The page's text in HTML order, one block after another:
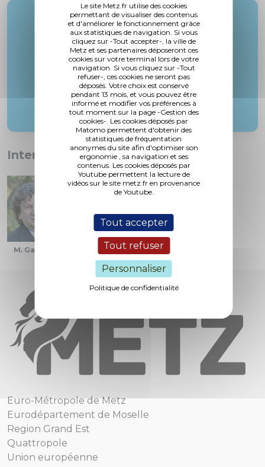
Le site Metz.fr utilise des cookies
permettant de visualiser des contenus
et d'améliorer le fonctionnement grâce
aux statistiques de navigation. Si vous
cliquez sur -Tout accepter-, la ville de
Metz et ses partenaires déposeront ces
cookies sur votre terminal lors de votre
navigation. Si vous cliquez sur -Tout
refuser-, ces cookies ne seront pas
déposés. Votre choix est conservé
pendant 13 mois, et vous pouvez être
informé et modifier vos préférences à
tout moment sur la page -Gestion des
cookies-. Les cookies déposés par
Matomo permettent d'obtenir des
statistiques de fréquentation
anonymes du site afin d'optimiser son
ergonomie , sa navigation et ses
contenus. Les cookies déposés par
Youtube permettent la lecture de
vidéos sur le site metz.fr en provenance
de Youtube.
Tout accepter
Tout refuser
Personnaliser
Politique de confidentialité
Rapporteur :
M. Cambianica
Interventions :
M. Gandar M. Lebeau Mme. Grolet
Euro-Métropole de Metz
Eurodépartement de Moselle
Region Grand Est
Quattropole
Union européenne